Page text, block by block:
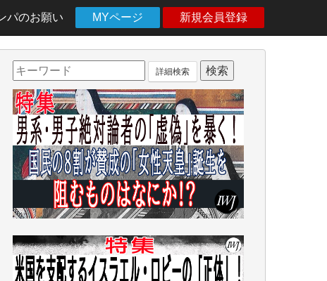
パのお願い MYページ 新規会員登録
詳細検索